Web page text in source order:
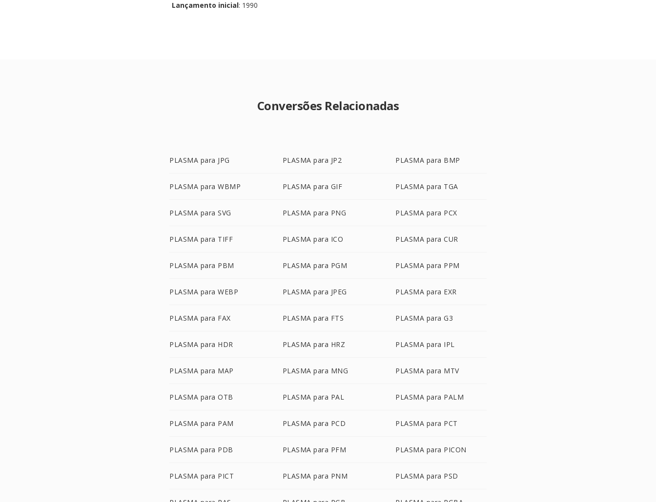
Lançamento inicial: 1990
Conversões Relacionadas
PLASMA para JPG PLASMA para JP2 PLASMA para BMP
PLASMA para WBMP PLASMA para GIF PLASMA para TGA
PLASMA para SVG PLASMA para PNG PLASMA para PCX
PLASMA para TIFF PLASMA para ICO PLASMA para CUR
PLASMA para PBM PLASMA para PGM PLASMA para PPM
PLASMA para WEBP PLASMA para JPEG PLASMA para EXR
PLASMA para FAX PLASMA para FTS PLASMA para G3
PLASMA para HDR PLASMA para HRZ PLASMA para IPL
PLASMA para MAP PLASMA para MNG PLASMA para MTV
PLASMA para OTB PLASMA para PAL PLASMA para PALM
PLASMA para PAM PLASMA para PCD PLASMA para PCT
PLASMA para PDB PLASMA para PFM PLASMA para PICON
PLASMA para PICT PLASMA para PNM PLASMA para PSD